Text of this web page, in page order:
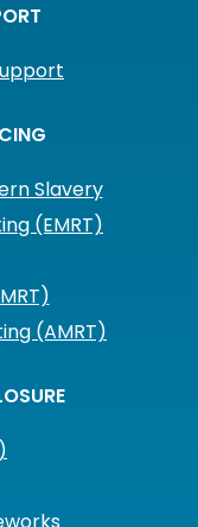
Slavery
(EMRT)
(AMRT)